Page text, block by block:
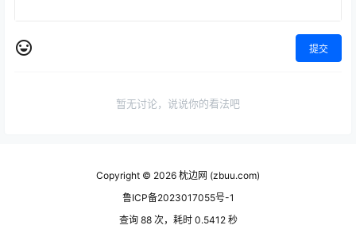
提交
暂无讨论，说说你的看法吧
Copyright © 2026 枕边网 (zbuu.com)
鲁ICP备2023017055号-1
查询 88 次，耗时 0.5412 秒